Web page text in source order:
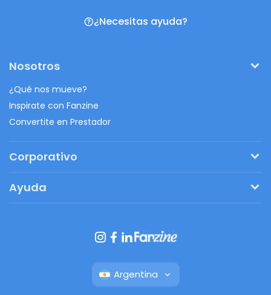
¿Necesitas ayuda?
Nosotros
¿Qué nos mueve?
Inspirate con Fanzine
Convertite en Prestador
Corporativo
Regalos originales
Ayuda
Botón de arrepentimiento
Argentina